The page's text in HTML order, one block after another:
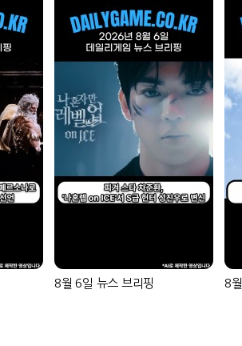
8월 6일 뉴스 브리핑 8